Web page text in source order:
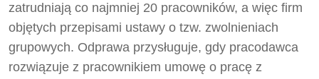
zatrudniają co najmniej 20 pracowników, a więc firm
objętych przepisami ustawy o tzw. zwolnieniach
grupowych. Odprawa przysługuje, gdy pracodawca
rozwiązuje z pracownikiem umowę o pracę z